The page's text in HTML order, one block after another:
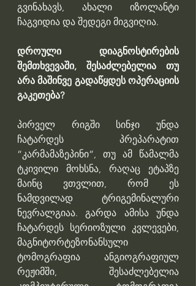
გვინახავს, ახალი იზოლანტი
ჩაგვიდია და შედეგი მიგვიღია.
დროული დიაგნოსტირების
შემთხვევაში, შესაძლებელია თუ
არა მაშინვე გადაწყდეს ოპერაციის
გაკეთება?
პირველ რიგში სინჯი უნდა
ჩატარდეს პრეპარატით
”კარმამაზეპინი”, თუ ამ წამალმა
ტკივილი მოხსნა, რაღაც ეტაპზე
მაინც ვთვლით, რომ ეს
ნამდვილად  ტრიგემინალური
ნევრალგიაა. გარდა ამისა უნდა
ჩატარდეს სერიოზული კვლევები,
მაგნიტორტეზონანსული
ტომოგრაფია ანგიოგრაფიულ
რეჟიმში, შესაძლებელია